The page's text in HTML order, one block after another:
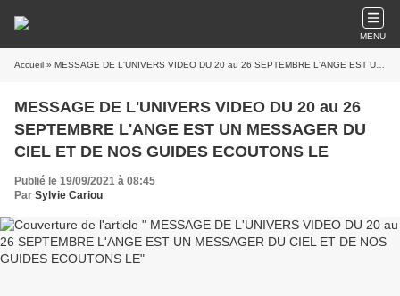
MENU
Accueil » MESSAGE DE L'UNIVERS VIDEO DU 20 au 26 SEPTEMBRE L'ANGE EST UN MESSAGER DU CIEL ET DE NOS GUIDES ECOUTONS LE
MESSAGE DE L'UNIVERS VIDEO DU 20 au 26
SEPTEMBRE L'ANGE EST UN MESSAGER DU
CIEL ET DE NOS GUIDES ECOUTONS LE
Publié le 19/09/2021 à 08:45
Par Sylvie Cariou